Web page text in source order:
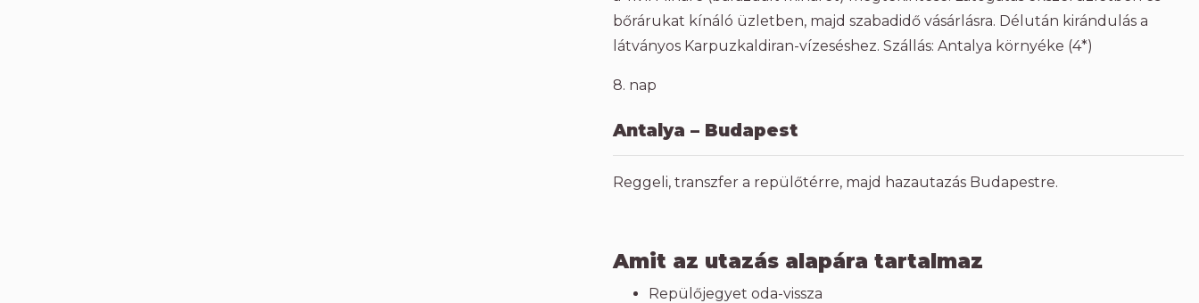
bőrárukat kínáló üzletben, majd szabadidő vásárlásra. Délután kirándulás a
látványos Karpuzkaldiran-vízeséshez. Szállás: Antalya környéke (4*)
8. nap
Antalya – Budapest
Reggeli, transzfer a repülőtérre, majd hazautazás Budapestre.
Amit az utazás alapára tartalmaz
Repülőjegyet oda-vissza